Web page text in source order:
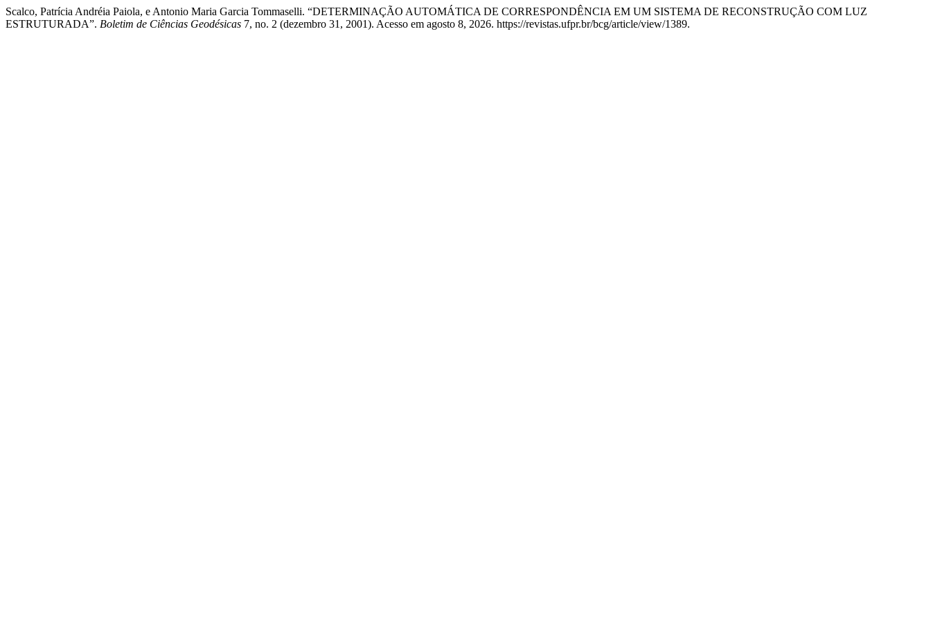
Scalco, Patrícia Andréia Paiola, e Antonio Maria Garcia Tommaselli. “DETERMINAÇÃO AUTOMÁTICA DE CORRESPONDÊNCIA EM UM SISTEMA DE RECONSTRUÇÃO COM LUZ
ESTRUTURADA”. Boletim de Ciências Geodésicas 7, no. 2 (dezembro 31, 2001). Acesso em agosto 8, 2026. https://revistas.ufpr.br/bcg/article/view/1389.